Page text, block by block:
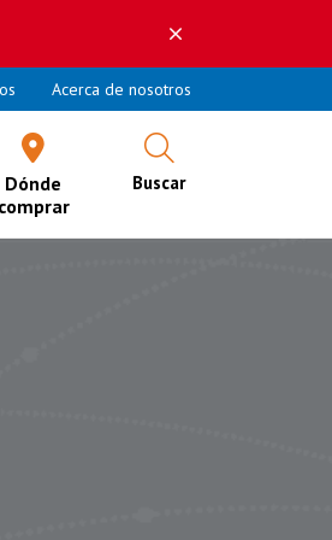
Acerca de nosotros
Dónde
comprar
Buscar